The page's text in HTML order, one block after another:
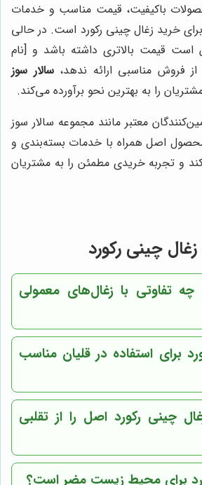
باکیفیت، قیمت مناسب و خدمات
خرید زغال چینی رکورد است. در حالی
1] ممکن است قیمت بالاتری داشته باشد و [نام
سالار سوز
را به بهترین نحو برآورده می‌کند.
معتبر مانند مجموعه سالار سوز
اصل همراه با خدمات بسته‌بندی و
و تجربه خریدی مطمئن را به مشتریان
چینی رکورد
چه تفاوتی با زغال‌های معمولی
برای استفاده در قلیان مناسب
چینی رکورد اصل را از تقلبی
برای محیط زیست مضر است؟